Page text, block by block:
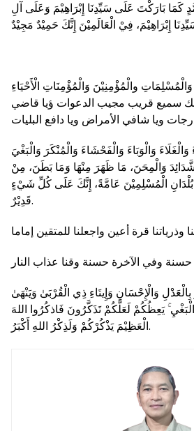
كَمَا بَارَكْتَ عَلَى سَيِّدِنَا إِبْرَاهِيْمَ وَعَلَى آلِ
والْمُؤْمِنِيْنَ وَالْمُؤْمِنَاتِ الْأَحْيَاءِ
سميع قريب مجيب الدعوات ؤيا قاضي
وَالْغَلَاءَ وَالْوَبَاءَ وَالْفَحْشَاءَ وَالْمُنْكَرَ وَالْبَغْيَ
وَالْمِحَنَ، مَا ظَهَرَ مِنْهَا وَمَا بَطَنَ، مِنْ
الْمُسْلِمِيْنَ عَامَّةً، إِنَّكَ عَلَى كُلِّ شَيْءٍ
قَدِيْرٌ.
بِالْعَدْلِ وَالْإِحْسَانِ وَإِيتَاءِ ذِي الْقُرْبَىٰ وَيَنْهَىٰ
يَعِظُكُمْ لَعَلَّكُمْ تَذَكَّرُونَ فَاذكُرُوا اللهَ
الْعَظِيْمَ يَذْكُرْكُمْ وَلَذِكْرُ اللهِ أَكْبَرُ.